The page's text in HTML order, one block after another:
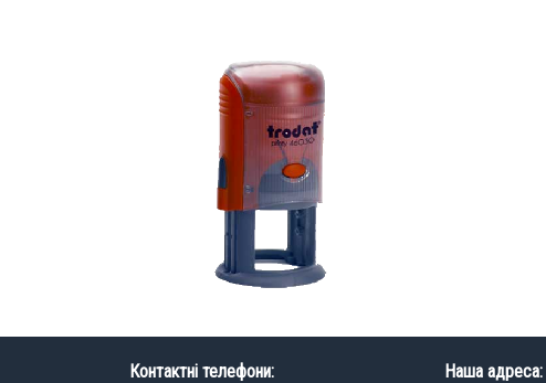
Контактні телефони: Наша адреса: